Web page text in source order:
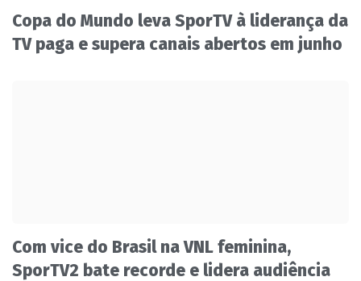
Copa do Mundo leva SporTV à liderança da
TV paga e supera canais abertos em junho
Com vice do Brasil na VNL feminina,
SporTV2 bate recorde e lidera audiência